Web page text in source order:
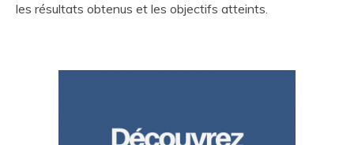
les résultats obtenus et les objectifs atteints.